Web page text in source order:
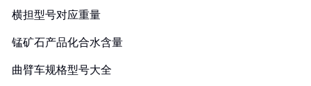
横担型号对应重量
锰矿石产品化合水含量
曲臂车规格型号大全